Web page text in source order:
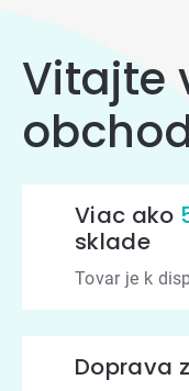
Vitajte
Viac ako
sklade
Tovar je k
Doprava